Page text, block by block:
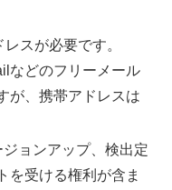
スが必要です。
などのフリーメール
が、携帯アドレスは
ョンアップ、検出定
を受ける権利が含ま